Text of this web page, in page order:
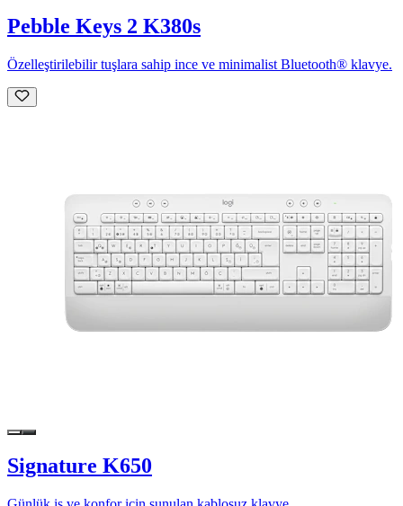
Pebble Keys 2 K380s
Özelleştirilebilir tuşlara sahip ince ve minimalist Bluetooth® klavye.
Signature K650